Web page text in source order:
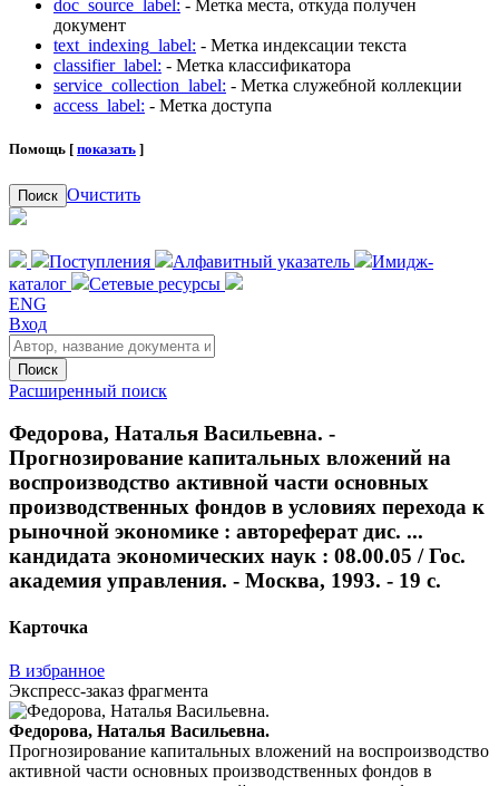
doc_source_label: - Метка места, откуда получен
документ
text_indexing_label: - Метка индексации текста
classifier_label: - Метка классификатора
service_collection_label: - Метка служебной коллекции
access_label: - Метка доступа
Помощь [ показать ]
Поиск Очистить
Поступления Алфавитный указатель
Имидж-
каталог
Сетевые ресурсы
ENG
Вход
Поиск
Расширенный поиск
Федорова, Наталья Васильевна. -
Прогнозирование капитальных вложений на
воспроизводство активной части основных
производственных фондов в условиях перехода к
рыночной экономике : автореферат дис. ...
кандидата экономических наук : 08.00.05 / Гос.
академия управления. - Москва, 1993. - 19 с.
Карточка
В избранное
Экспресс-заказ фрагмента
Федорова, Наталья Васильевна.
Прогнозирование капитальных вложений на воспроизводство
активной части основных производственных фондов в